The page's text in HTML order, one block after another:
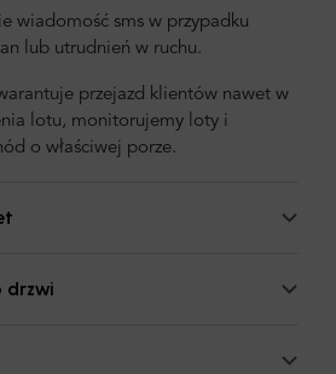
wiadomość sms w przypadku
lub utrudnień w ruchu.
przejazd klientów nawet w
lotu, monitorujemy loty i
o właściwej porze.
drzwi